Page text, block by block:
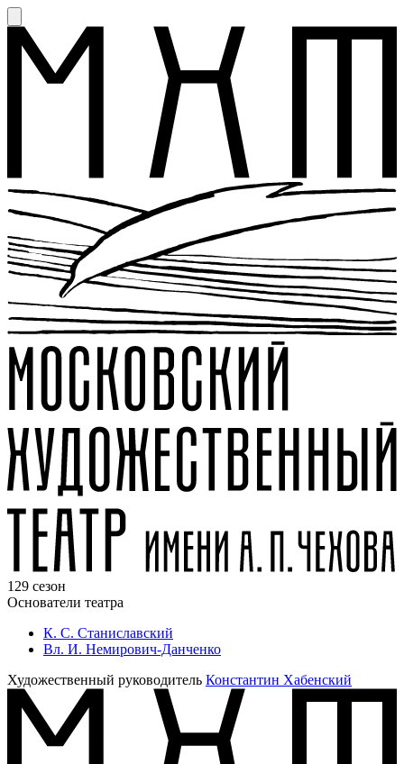
129 сезон
Основатели театра
К. С. Станиславский
Вл. И. Немирович-Данченко
Художественный руководитель Константин Хабенский